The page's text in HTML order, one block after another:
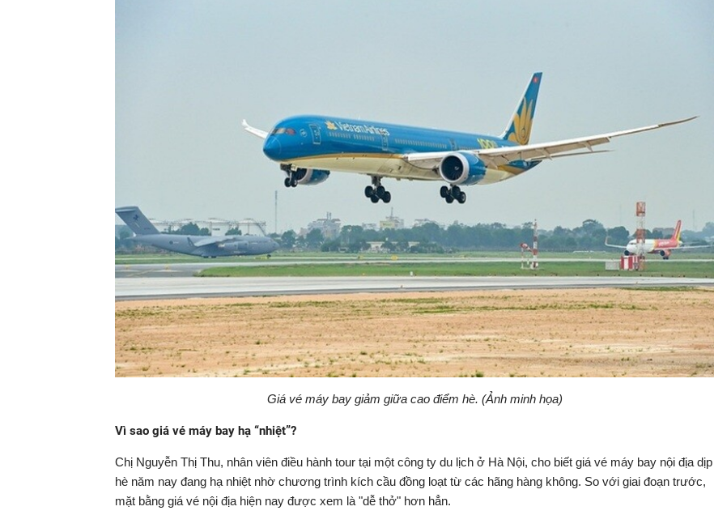
Giá vé máy bay giảm giữa cao điểm hè. (Ảnh minh họa)
Vì sao giá vé máy bay hạ “nhiệt”?
Chị Nguyễn Thị Thu, nhân viên điều hành tour tại một công ty du lịch ở Hà Nội, cho biết giá vé máy bay nội địa dịp
hè năm nay đang hạ nhiệt nhờ chương trình kích cầu đồng loạt từ các hãng hàng không. So với giai đoạn trước,
mặt bằng giá vé nội địa hiện nay được xem là "dễ thở" hơn hẳn.